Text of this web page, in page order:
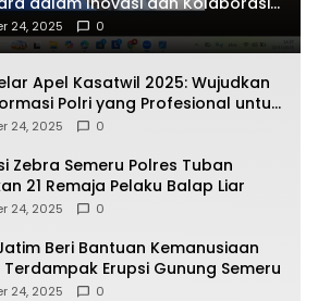
24, 2025 0
Apel Kasatwil 2025: Wujudkan
Polri yang Profesional untuk
24, 2025 0
Zebra Semeru Polres Tuban
21 Remaja Pelaku Balap Liar
24, 2025 0
Beri Bantuan Kemanusiaan
Erupsi Gunung Semeru
24, 2025 0